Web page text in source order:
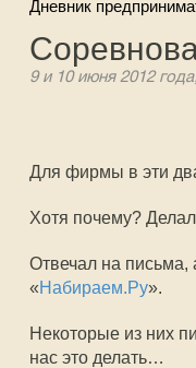
Дневник
9 и 10 июня 2012
Для фирмы в эти
Хотя почему?
Отвечал на письма,
«Набираем.Ру».
Некоторые из них
нас это делать…